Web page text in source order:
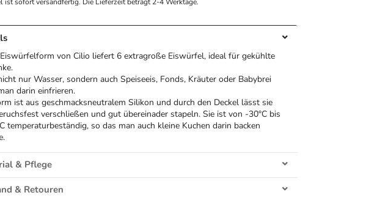
ist sofort versandfertig. Die Lieferzeit beträgt 2-4 Werktage.
von Cilio liefert 6 extragroße Eiswürfel, ideal für gekühlte
nur Wasser, sondern auch Speiseeis, Fonds, Kräuter oder Babybrei
darin einfrieren.
ist aus geschmacksneutralem Silikon und durch den Deckel lässt sie
verschließen und gut übereinader stapeln. Sie ist von -30°C bis
temperaturbeständig, so das man auch kleine Kuchen darin backen
& Pflege
& Retouren